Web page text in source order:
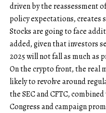
driven by the reassessment
policy expectations, creates
Stocks are going to face
added, given that investors
2025 will not fall as much as
On the crypto front, the real
likely to revolve around
the SEC and CFTC,
Congress and campaign